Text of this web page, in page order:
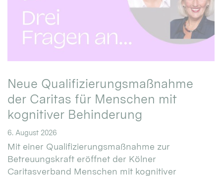
Neue Qualifizierungsmaßnahme
der Caritas für Menschen mit
kognitiver Behinderung
6. August 2026
Mit einer Qualifizierungsmaßnahme zur
Betreuungskraft eröffnet der Kölner
Caritasverband Menschen mit kognitiver